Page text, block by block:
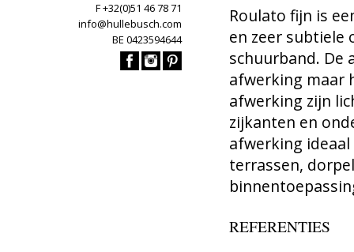
F +32(0)51 46 78 71
info@hullebusch.com
BE 0423594644
Roulato fijn is
en zeer subtiele
schuurband. De
afwerking maar
afwerking zijn
zijkanten en
afwerking
terrassen,
REFERENTIES